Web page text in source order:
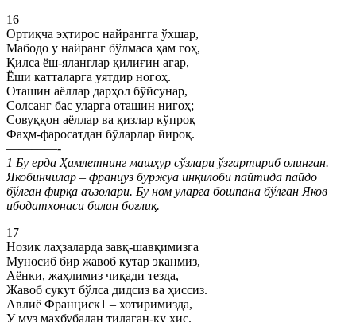
16
Ортиқча эҳтирос найрангга ўхшар,
Мабодо у найранг бўлмаса ҳам гоҳ,
Қилса ёш-яланглар қилиғин агар,
Ёши катталарга уятдир ногоҳ.
Оташин аёллар дарҳол бўйсунар,
Солсанг бас уларга оташин нигоҳ;
Совуққон аёллар ва қизлар кўпроқ
Фаҳм-фаросатдан бўларлар йироқ.
————-
1 Бу ерда Ҳамлетнинг машҳур сўзлари ўзгартириб олинган.
Якобинчилар – француз буржуа инқилоби пайтида пайдо
бўлган фирқа аъзолари. Бу ном уларга бошпана бўлган Яков
ибодатхонаси билан боғлиқ.
17
Нозик лаҳзаларда завқ-шавқимизга
Муносиб бир жавоб кутар эканмиз,
Аёнки, жаҳлимиз чиқади тезда,
Жавоб сукут бўлса дидсиз ва ҳиссиз.
Авлиё Франциск1 – хотиримизда,
У муз маҳбубадан тилаган-ку ҳис.